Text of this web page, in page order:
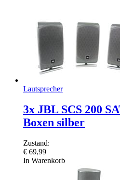
Lautsprecher
3x JBL SCS 200
Boxen silber
Zustand:
€ 69,99
In Warenkorb